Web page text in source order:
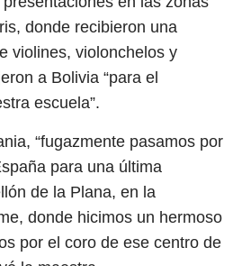
donde recibieron una
violines, violonchelos y
a Bolivia “para el
escuela”.
“fugazmente pasamos por
para una última
de la Plana, en la
donde hicimos un hermoso
por el coro de ese centro de